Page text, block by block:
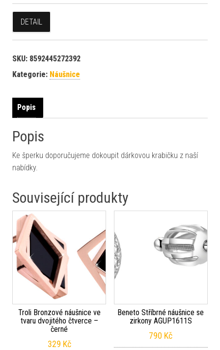
DETAIL
SKU: 8592445272392
Kategorie: Náušnice
Popis
Popis
Ke šperku doporučujeme dokoupit dárkovou krabičku z naší
nabídky.
Související produkty
Troli Bronzové náušnice ve
tvaru dvojitého čtverce –
černé
329 Kč
Beneto Stříbrné náušnice se
zirkony AGUP1611S
790 Kč